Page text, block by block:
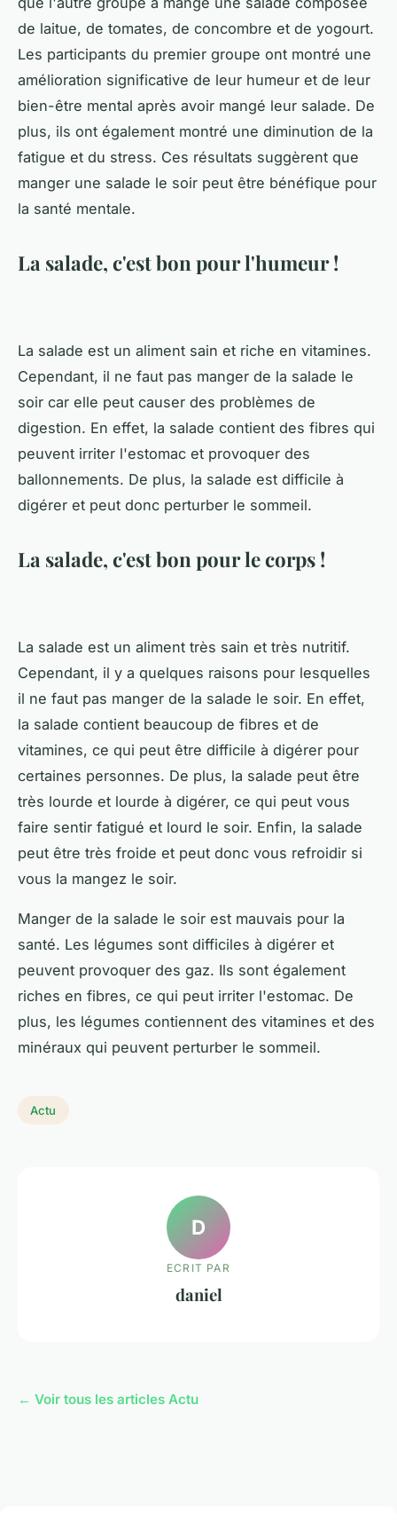
de laitue, de tomates, de concombre et de yogourt.
Les participants du premier groupe ont montré une
amélioration significative de leur humeur et de leur
bien-être mental après avoir mangé leur salade. De
plus, ils ont également montré une diminution de la
fatigue et du stress. Ces résultats suggèrent que
manger une salade le soir peut être bénéfique pour
la santé mentale.
La salade, c'est bon pour l'humeur !
La salade est un aliment sain et riche en vitamines.
Cependant, il ne faut pas manger de la salade le
soir car elle peut causer des problèmes de
digestion. En effet, la salade contient des fibres qui
peuvent irriter l'estomac et provoquer des
ballonnements. De plus, la salade est difficile à
digérer et peut donc perturber le sommeil.
La salade, c'est bon pour le corps !
La salade est un aliment très sain et très nutritif.
Cependant, il y a quelques raisons pour lesquelles
il ne faut pas manger de la salade le soir. En effet,
la salade contient beaucoup de fibres et de
vitamines, ce qui peut être difficile à digérer pour
certaines personnes. De plus, la salade peut être
très lourde et lourde à digérer, ce qui peut vous
faire sentir fatigué et lourd le soir. Enfin, la salade
peut être très froide et peut donc vous refroidir si
vous la mangez le soir.
Manger de la salade le soir est mauvais pour la
santé. Les légumes sont difficiles à digérer et
peuvent provoquer des gaz. Ils sont également
riches en fibres, ce qui peut irriter l'estomac. De
plus, les légumes contiennent des vitamines et des
minéraux qui peuvent perturber le sommeil.
Actu
D
ECRIT PAR
daniel
← Voir tous les articles Actu